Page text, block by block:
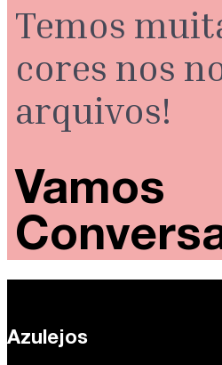
Temos
cores nos
arquivos!
Vamos
Azulejos